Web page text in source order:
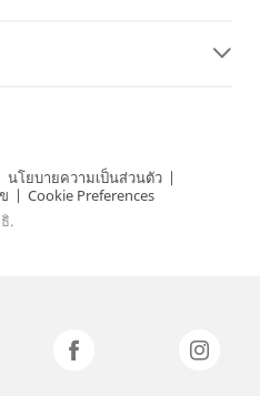
นโยบายความเป็นส่วนตัว |
| Cookie Preferences
.